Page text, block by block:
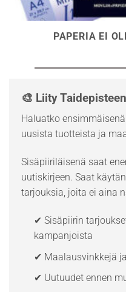
PAPERIA EI
🎨 Liity
Haluatko
uusista tuotteista ja
Sisäpiiriläisenä saat
uutiskirjeen. Saat
tarjouksia, joita ei aina
✔ Sisäpiirin
kampanjoista
✔ Maalausvinkkejä
✔ Uutuudet ennen